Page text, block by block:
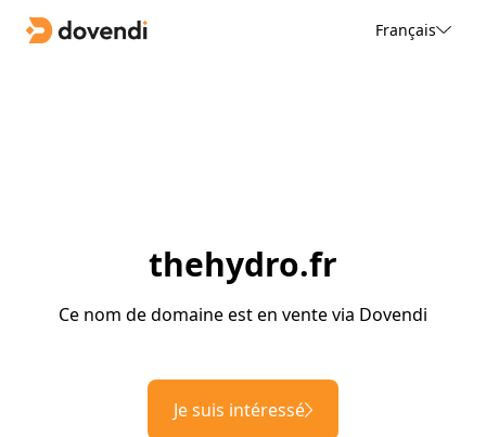
Français
thehydro.fr
Ce nom de domaine est en vente via Dovendi
Je suis intéressé